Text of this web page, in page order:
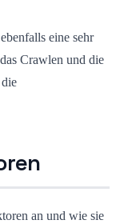
eine sehr
Crawlen und die
an und wie sie